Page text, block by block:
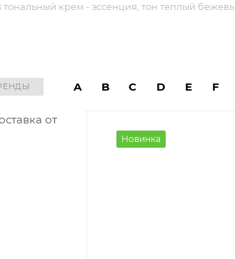
крем - эссенция, тон теплый
A B C D E F
Новинка